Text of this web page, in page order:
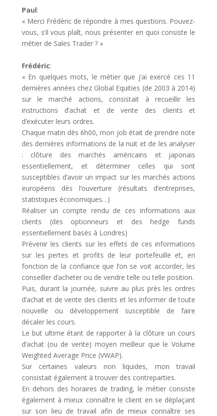
Paul:
« Merci Frédéric de répondre à mes questions. Pouvez-
vous, s’il vous plaît, nous présenter en quoi consiste le
métier de Sales Trader ? »
Frédéric:
« En quelques mots, le métier que j’ai exercé ces 11
dernières années chez Global Equities (de 2003 à 2014)
sur le marché actions, consistait à recueillir les
instructions d’achat et de vente des clients et
d’exécuter leurs ordres.
Chaque matin dès 6h00, mon job était de prendre note
des dernières informations de la nuit et de les analyser
: clôture des marchés américains et japonais
essentiellement, et déterminer celles qui sont
susceptibles d’avoir un impact sur les marchés actions
européens dès l’ouverture (résultats d’entreprises,
statistiques économiques…)
Réaliser un compte rendu de ces informations aux
clients (des optionneurs et des hedge funds
essentiellement basés à Londres)
Prévenir les clients sur les effets de ces informations
sur les pertes et profits de leur portefeuille et, en
fonction de la confiance que l’on se voit accorder, les
conseiller d’acheter ou de vendre telle ou telle position.
Puis, durant la journée, suivre au plus près les ordres
d’achat et de vente des clients et les informer de toute
nouvelle ou développement susceptible de faire
décaler les cours.
Le but ultime étant de rapporter à la clôture un cours
d’achat (ou de vente) moyen meilleur que le Volume
Weighted Average Price (VWAP).
Sur certaines valeurs non liquides, mon travail
consistait également à trouver des contreparties.
En dehors des horaires de trading, le métier consiste
également à mieux connaître le client en se déplaçant
sur son lieu de travail afin de mieux connaître ses